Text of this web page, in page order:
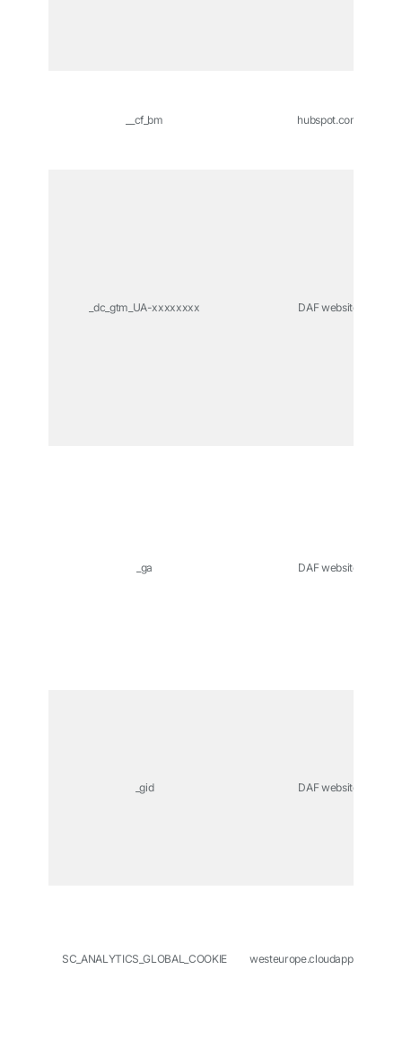
__cf_bm hubspot.com
_dc_gtm_UA-xxxxxxxx DAF website
_ga DAF website
_gid DAF website
SC_ANALYTICS_GLOBAL_COOKIE